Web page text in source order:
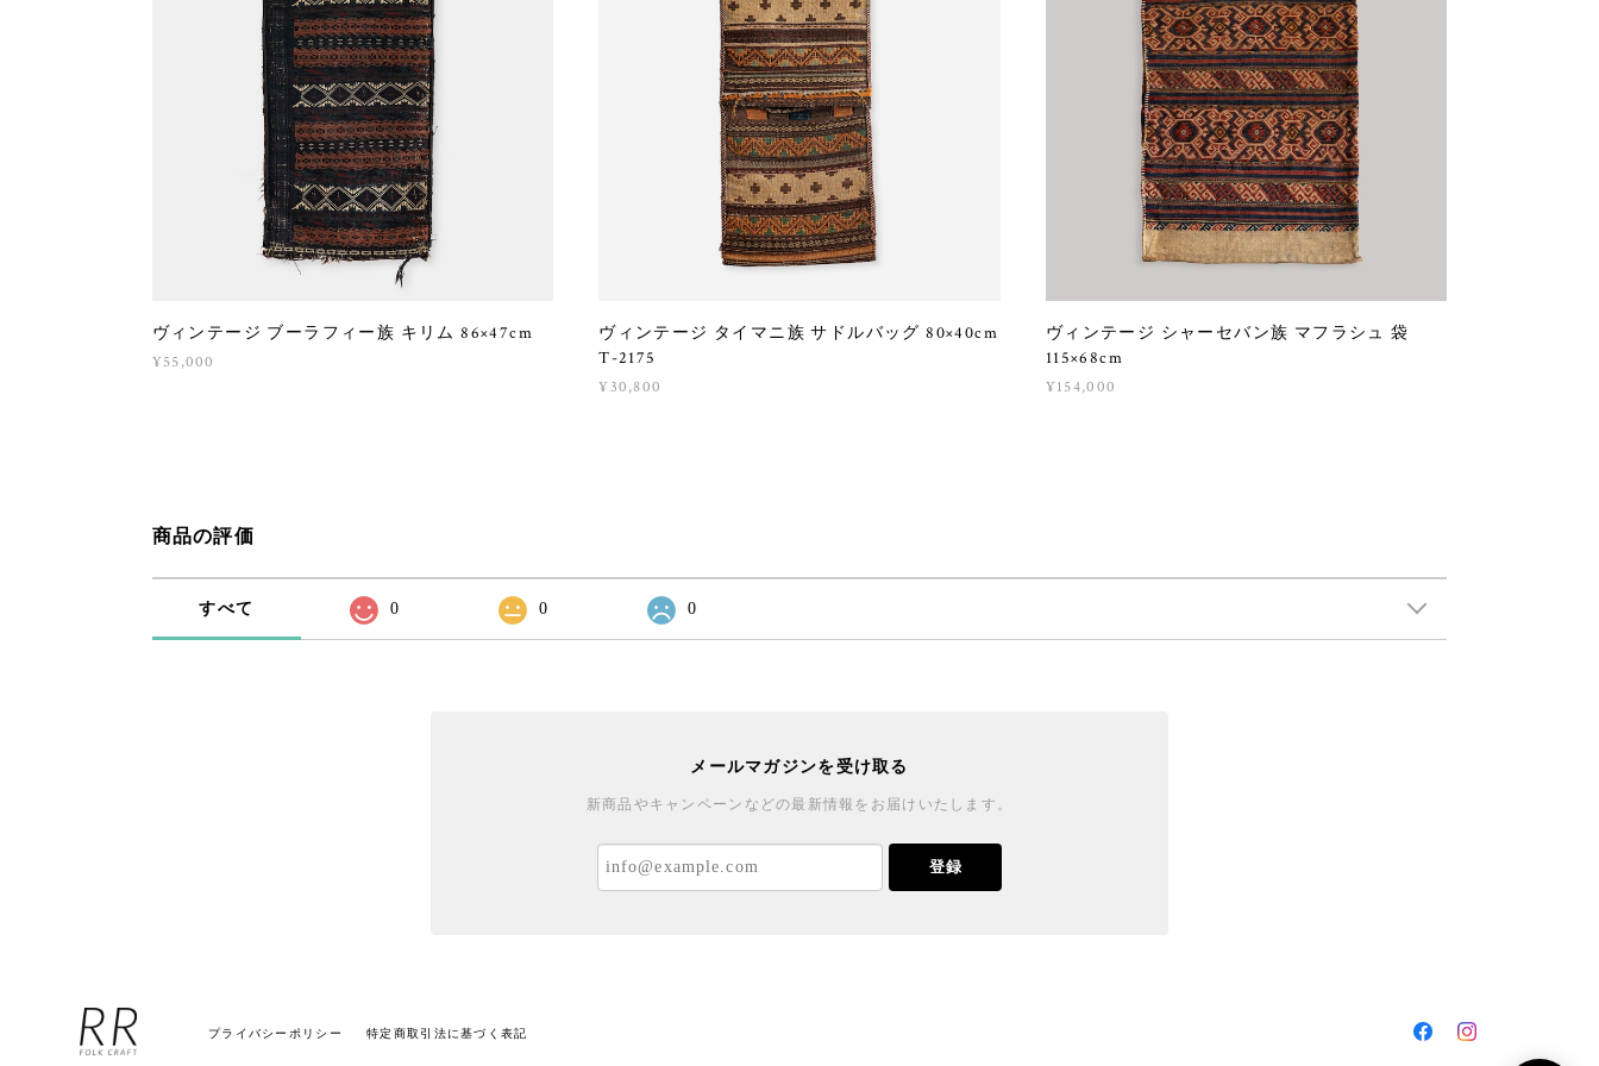
ヴィンテージ ブーラフィー族 キリム 86×47cm
¥55,000
ヴィンテージ タイマニ族 サドルバッグ 80×40cm
T-2175
¥30,800
ヴィンテージ シャーセバン族 マフラシュ 袋
115×68cm
¥154,000
商品の評価
すべて 0 0 0
メールマガジンを受け取る
新商品やキャンペーンなどの最新情報をお届けいたします。
登録
プライバシーポリシー 特定商取引法に基づく表記